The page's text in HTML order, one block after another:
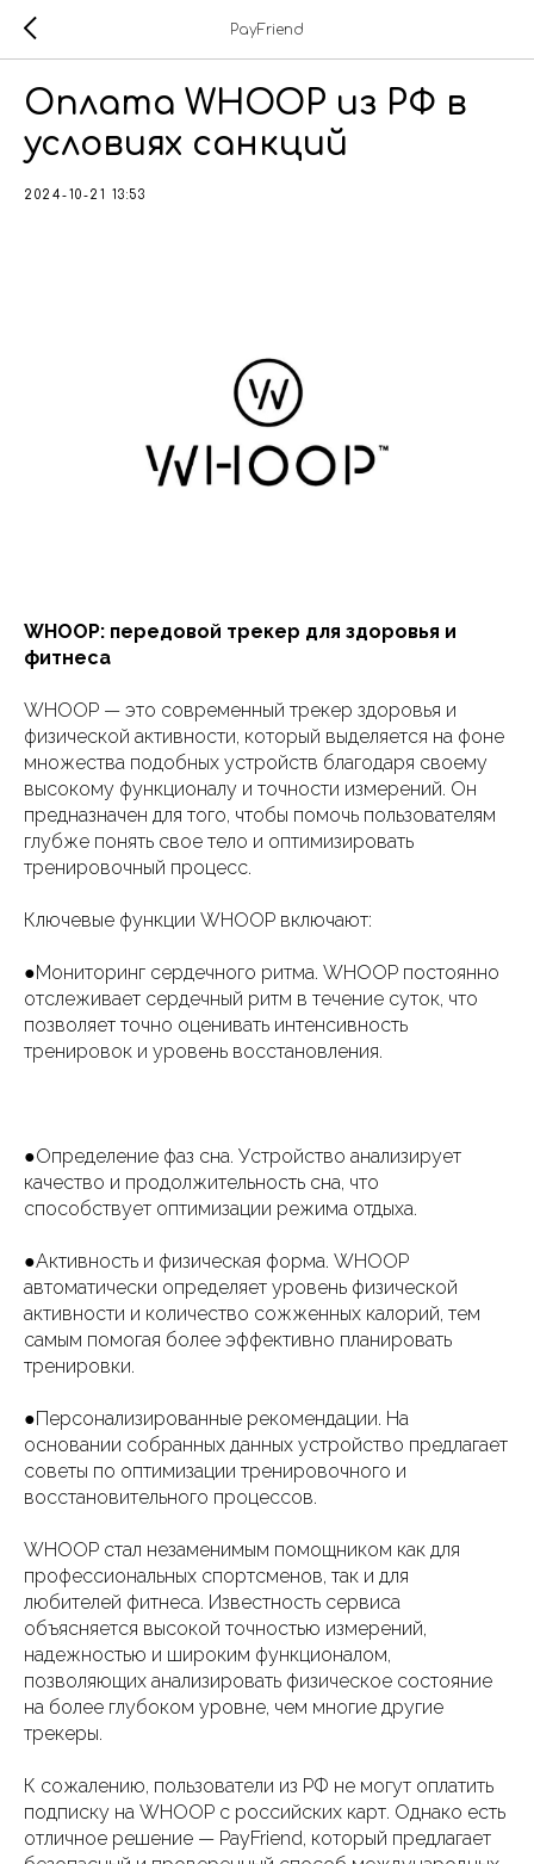
PayFriend
Оплата WHOOP из РФ в
условиях санкций
2024-10-21 13:53
WHOOP: передовой трекер для здоровья и
фитнеса
WHOOP — это современный трекер здоровья и
физической активности, который выделяется на фоне
множества подобных устройств благодаря своему
высокому функционалу и точности измерений. Он
предназначен для того, чтобы помочь пользователям
глубже понять свое тело и оптимизировать
тренировочный процесс.
Ключевые функции WHOOP включают:
●Мониторинг сердечного ритма. WHOOP постоянно
отслеживает сердечный ритм в течение суток, что
позволяет точно оценивать интенсивность
тренировок и уровень восстановления.
●Определение фаз сна. Устройство анализирует
качество и продолжительность сна, что
способствует оптимизации режима отдыха.
●Активность и физическая форма. WHOOP
автоматически определяет уровень физической
активности и количество сожженных калорий, тем
самым помогая более эффективно планировать
тренировки.
●Персонализированные рекомендации. На
основании собранных данных устройство предлагает
советы по оптимизации тренировочного и
восстановительного процессов.
WHOOP стал незаменимым помощником как для
профессиональных спортсменов, так и для
любителей фитнеса. Известность сервиса
объясняется высокой точностью измерений,
надежностью и широким функционалом,
позволяющих анализировать физическое состояние
на более глубоком уровне, чем многие другие
трекеры.
К сожалению, пользователи из РФ не могут оплатить
подписку на WHOOP с российских карт. Однако есть
отличное решение — PayFriend, который предлагает